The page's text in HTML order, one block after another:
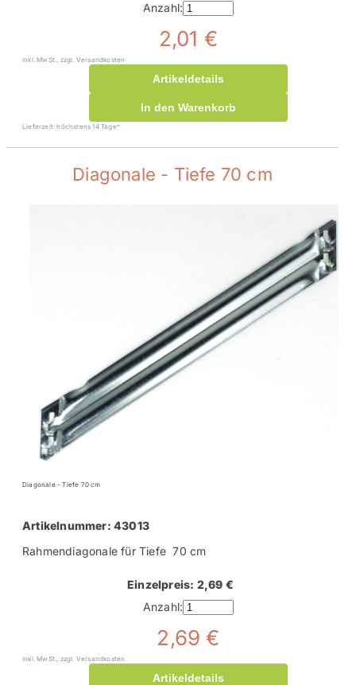
Anzahl:
2,01 €
inkl. MwSt., zzgl. Versandkosten
Artikeldetails
In den Warenkorb
Lieferzeit: höchstens 14 Tage*
Diagonale - Tiefe 70 cm
Diagonale - Tiefe 70 cm
Artikelnummer: 43013
Rahmendiagonale für Tiefe 70 cm
Einzelpreis: 2,69 €
Anzahl:
2,69 €
inkl. MwSt., zzgl. Versandkosten
Artikeldetails